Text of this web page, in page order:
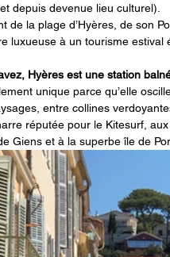
depuis devenue lieu culturel).
de la plage d’Hyères, de son
luxueuse à un tourisme estival
Hyères est une station
unique parce qu’elle
entre collines
réputée pour le Kitesurf,
Giens et à la superbe île de